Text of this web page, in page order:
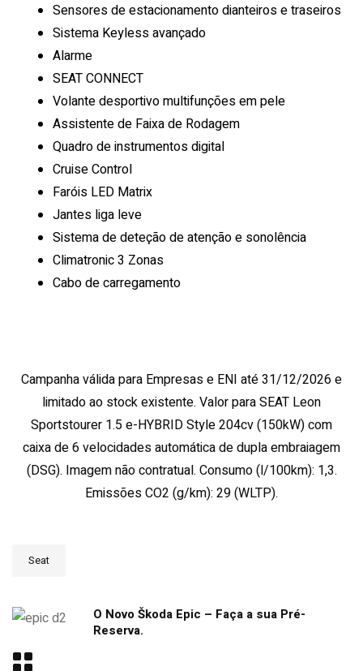
Sensores de estacionamento dianteiros e traseiros
Sistema Keyless avançado
Alarme
SEAT CONNECT
Volante desportivo multifunções em pele
Assistente de Faixa de Rodagem
Quadro de instrumentos digital
Cruise Control
Faróis LED Matrix
Jantes liga leve
Sistema de deteção de atenção e sonolência
Climatronic 3 Zonas
Cabo de carregamento
Campanha válida para Empresas e ENI até 31/12/2026 e
limitado ao stock existente. Valor para SEAT Leon
Sportstourer 1.5 e-HYBRID Style 204cv (150kW) com
caixa de 6 velocidades automática de dupla embraiagem
(DSG). Imagem não contratual. Consumo (l/100km): 1,3.
Emissões CO2 (g/km): 29 (WLTP).
Seat
O Novo Škoda Epic – Faça a sua Pré-
Reserva.